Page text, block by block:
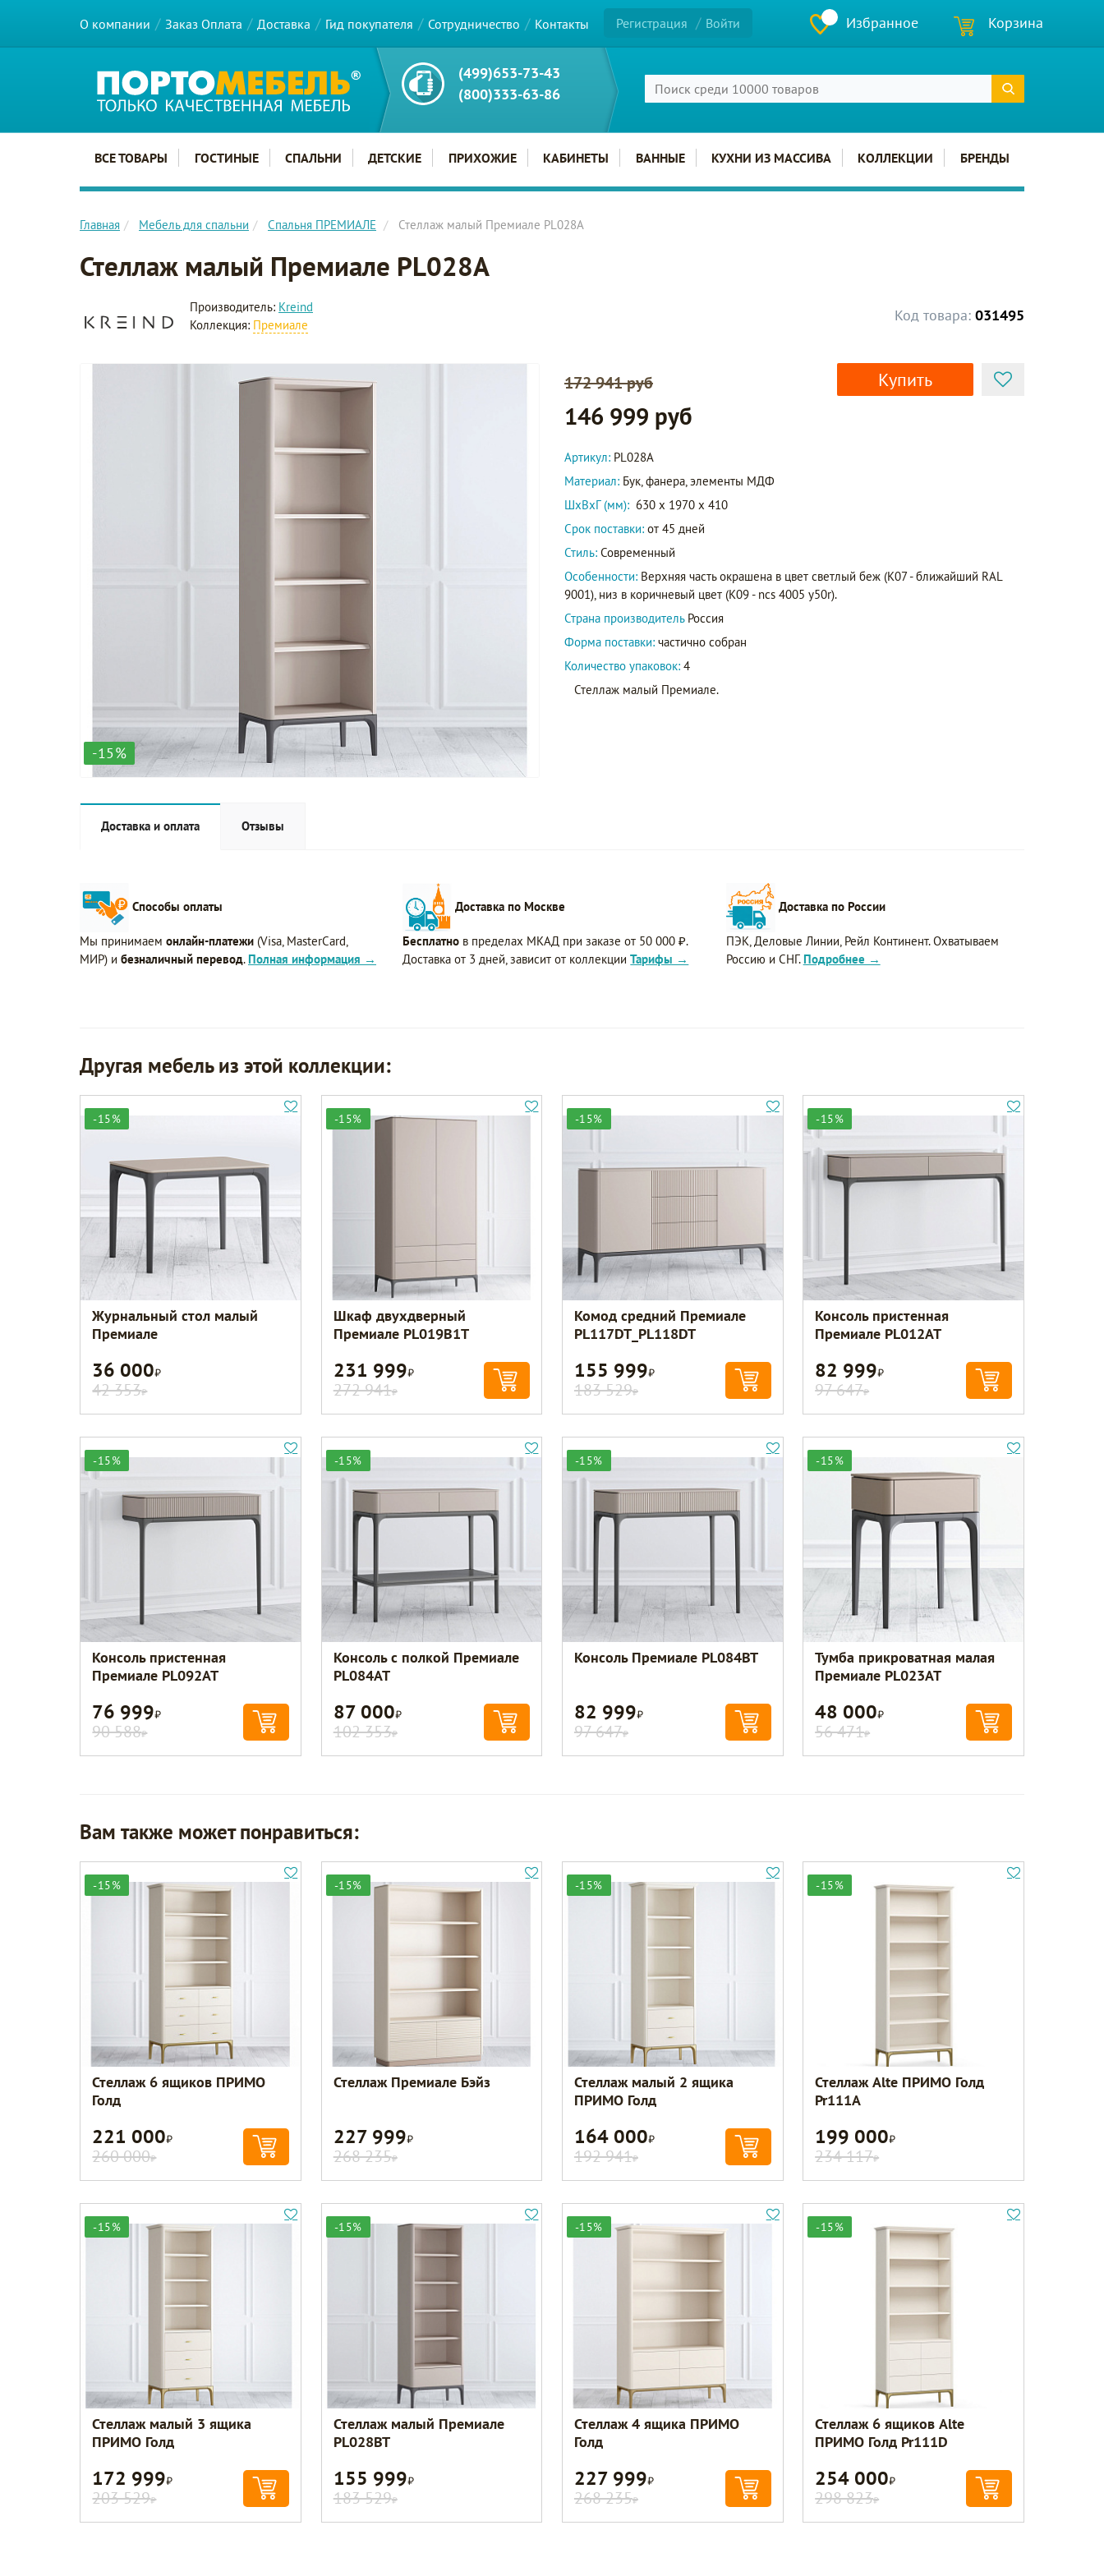
О компании Заказ Оплата Доставка Гид покупателя Сотрудничество Контакты Регистрация Войти Избранное Корзина
(499)653-73-43
(800)333-63-86
Главное меню сайта
ВСЕ ТОВАРЫ ГОСТИНЫЕ СПАЛЬНИ ДЕТСКИЕ ПРИХОЖИЕ КАБИНЕТЫ ВАННЫЕ КУХНИ ИЗ МАССИВА КОЛЛЕКЦИИ БРЕНДЫ
Главная Мебель для спальни Спальня ПРЕМИАЛЕ Стеллаж малый Премиале PL028A
Стеллаж малый Премиале PL028A
Код товара: 031495
Производитель: Kreind
Коллекция: Премиале
-15%
172 941 руб
146 999 руб
Купить
Артикул: PL028A
Материал: Бук, фанера, элементы МДФ
ШxВxГ (мм): 630 x 1970 x 410
Срок поставки: от 45 дней
Стиль: Современный
Особенности: Верхняя часть окрашена в цвет светлый беж (K07 - ближайший RAL
9001), низ в коричневый цвет (K09 - ncs 4005 y50r).
Страна производитель Россия
Форма поставки: частично собран
Количество упаковок: 4
Стеллаж малый Премиале.
Доставка и оплата Отзывы
Способы оплаты
Мы принимаем онлайн-платежи (Visa, MasterCard,
МИР) и безналичный перевод. Полная информация →
Доставка по Москве
Бесплатно в пределах МКАД при заказе от 50 000 ₽.
Доставка от 3 дней, зависит от коллекцииТарифы →
Доставка по России
ПЭК, Деловые Линии, Рейл Континент. Охватываем
Россию и СНГ. Подробнее →
Другая мебель из этой коллекции:
-15%
Журнальный стол малый
Премиале
36 000Р
42 353Р
-15%
Шкаф двухдверный
Премиале PL019B1T
231 999Р
272 941Р
-15%
Комод средний Премиале
PL117DT_PL118DT
155 999Р
183 529Р
-15%
Консоль пристенная
Премиале PL012AT
82 999Р
97 647Р
-15%
Консоль пристенная
Премиале PL092AT
76 999Р
90 588Р
-15%
Консоль с полкой Премиале
PL084AT
87 000Р
102 353Р
-15%
Консоль Премиале PL084BT
82 999Р
97 647Р
-15%
Тумба прикроватная малая
Премиале PL023AT
48 000Р
56 471Р
Вам также может понравиться:
-15%
Стеллаж 6 ящиков ПРИМО
Голд
221 000Р
260 000Р
-15%
Стеллаж Премиале Бэйз
227 999Р
268 235Р
-15%
Стеллаж малый 2 ящика
ПРИМО Голд
164 000Р
192 941Р
-15%
Стеллаж Alte ПРИМО Голд
Pr111A
199 000Р
234 117Р
-15%
Стеллаж малый 3 ящика
ПРИМО Голд
172 999Р
203 529Р
-15%
Стеллаж малый Премиале
PL028BT
155 999Р
183 529Р
-15%
Стеллаж 4 ящика ПРИМО
Голд
227 999Р
268 235Р
-15%
Стеллаж 6 ящиков Alte
ПРИМО Голд Pr111D
254 000Р
298 823Р